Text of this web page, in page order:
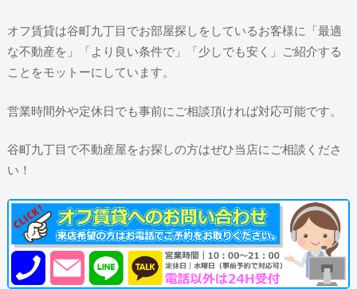
オフ賃貸は谷町九丁目でお部屋探しをしているお客様に「最適
な不動産を」「より良い条件で」「少しでも安く」ご紹介する
ことをモットーにしています。
営業時間外や定休日でも事前にご相談頂ければ対応可能です。
谷町九丁目で不動産屋をお探しの方はぜひ当店にご相談くださ
い！